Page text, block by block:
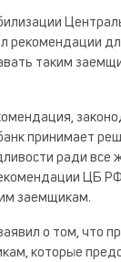
рекомендации
таким
принимает
ради все
ЦБ
заемщикам.
о том, что
которые